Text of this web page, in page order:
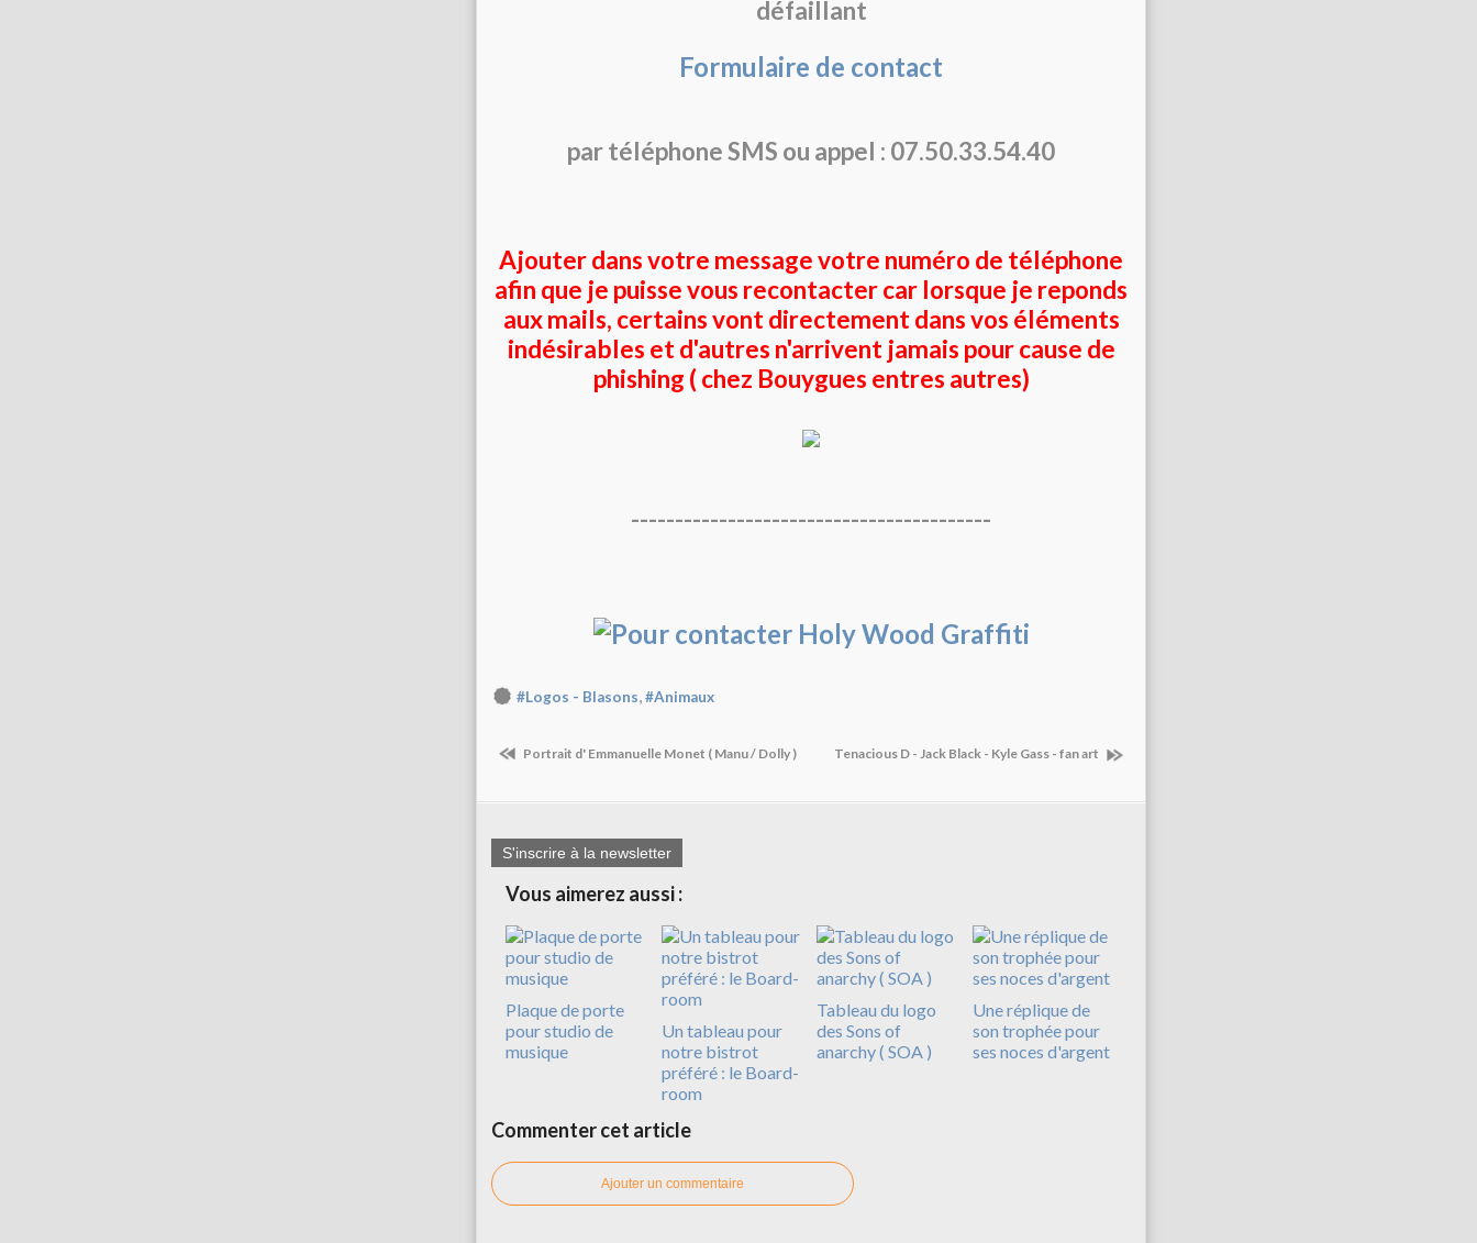
défaillant
Formulaire de contact
par téléphone SMS ou appel : 07.50.33.54.40
Ajouter dans votre message votre numéro de téléphone
afin que je puisse vous recontacter car lorsque je reponds
aux mails, certains vont directement dans vos éléments
indésirables et d'autres n'arrivent jamais pour cause de
phishing ( chez Bouygues entres autres)
-----------------------------------------
#Logos - Blasons #Animaux
Portrait d' Emmanuelle Monet ( Manu / Dolly ) Tenacious D - Jack Black - Kyle Gass - fan art
S'inscrire à la newsletter
Vous aimerez aussi :
Plaque de porte
pour studio de
musique
Un tableau pour
notre bistrot
préféré : le Board-
room
Tableau du logo
des Sons of
anarchy ( SOA )
Une réplique de
son trophée pour
ses noces d'argent
Commenter cet article
Ajouter un commentaire